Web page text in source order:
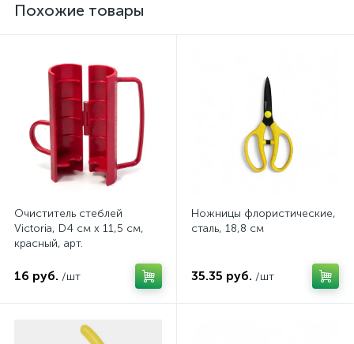
Похожие товары
Очиститель стеблей
Victoria, D4 см х 11,5 см,
красный, арт.
16 руб. /шт
Ножницы флористические,
сталь, 18,8 см
35.35 руб. /шт